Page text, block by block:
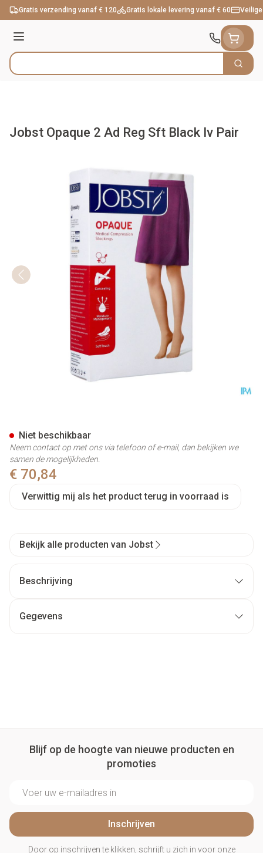
Ga naar de inhoud
Gratis verzending vanaf € 120 Gratis lokale levering vanaf € 60
Menu
Product, merk, categorie... Zoek
Jobst Opaque 2 Ad Reg Sft Black Iv Pair
€ 70,84
Verwittig mij als het product terug in voorraad is
Niet beschikbaar
Neem contact op met ons via telefoon of e-mail, dan bekijken we
samen de mogelijkheden.
Bekijk alle producten van Jobst
Beschrijving
Gegevens
Blijf op de hoogte van nieuwe producten en
promoties
Inschrijven
Door op inschrijven te klikken, schrijft u zich in voor onze